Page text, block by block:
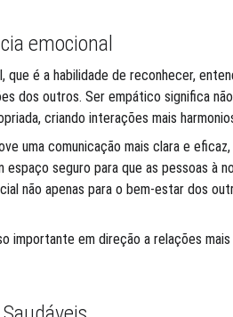
emocional
é a habilidade de reconhecer,
dos outros. Ser empático significa
criando interações mais
uma comunicação mais clara e
seguro para que as pessoas à
não apenas para o bem-estar dos
importante em direção a relações